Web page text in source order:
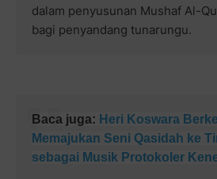
dalam penyusunan Mushaf Al-
bagi penyandang tunarungu.
Baca juga: Heri Koswara
Memajukan Seni Qasidah ke
sebagai Musik Protokoler